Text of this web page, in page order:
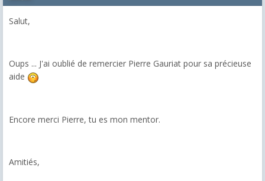
Salut,
Oups ... J'ai oublié de remercier Pierre Gauriat pour sa précieuse
aide
Encore merci Pierre, tu es mon mentor.
Amitiés,